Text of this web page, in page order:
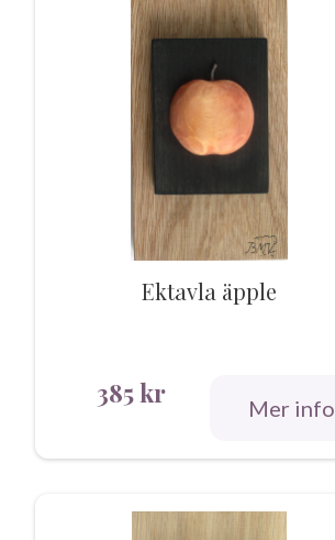
Ektavla äpple
385kr Mer info